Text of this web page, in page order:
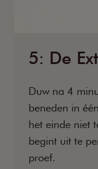
5: De
Duw na 4
beneden in
het einde niet
begint uit te
proef.